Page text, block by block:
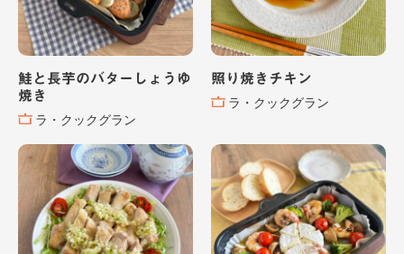
鮭と長芋のバターしょうゆ
焼き
ラ・クックグラン
照り焼きチキン
ラ・クックグラン